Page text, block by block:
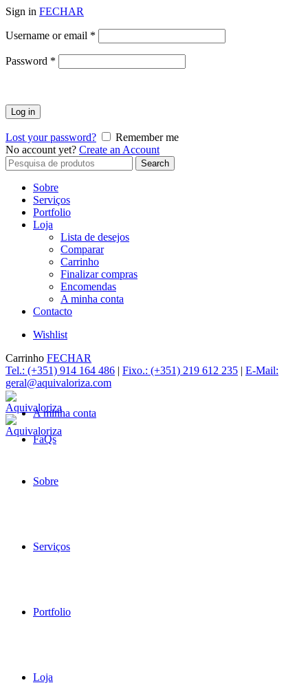
Sign in FECHAR
Username or email *
Password *
Log in
Lost your password?
Remember me
No account yet? Create an Account
Search
for:
Search
Sobre
Serviços
Portfolio
Loja
Lista de desejos
Comparar
Carrinho
Finalizar compras
Encomendas
A minha conta
Contacto
Wishlist
Carrinho FECHAR
Tel.: (+351) 914 164 486 | Fixo.: (+351) 219 612 235 | E-Mail:
geral@aquivaloriza.com
A minha conta
FaQs
Sobre
Serviços
Portfolio
Loja